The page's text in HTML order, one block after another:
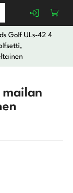
Golf ULs-42 4
mailan